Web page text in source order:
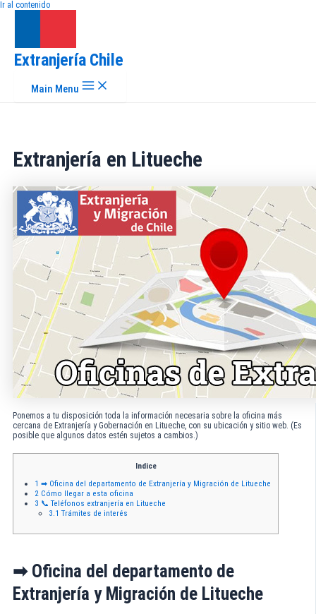
Ir al contenido
Extranjería Chile
Main Menu
Extranjería en Litueche
Ponemos a tu disposición toda la información necesaria sobre la oficina más
cercana de Extranjería y Gobernación en Litueche, con su ubicación y sitio web. (Es
posible que algunos datos estén sujetos a cambios.)
Indice
1 ➡ Oficina del departamento de Extranjería y Migración de Litueche
2 Cómo llegar a esta oficina
3 📞 Teléfonos extranjería en Litueche
3.1 Trámites de interés
➡ Oficina del departamento de
Extranjería y Migración de Litueche